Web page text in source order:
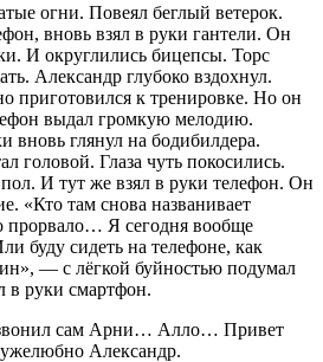
огни. Повеял беглый ветерок.
вновь взял в руки гантели. Он
И округлились бицепсы. Торс
Александр глубоко вздохнул.
приготовился к тренировке. Но он
выдал громкую мелодию.
глянул на бодибилдера.
головой. Глаза чуть покосились.
И тут же взял в руки телефон. Он
«Кто там снова названивает
прорвало… Я сегодня вообще
буду сидеть на телефоне, как
, — с лёгкой буйностью подумал
в руки смартфон.
сам Арни… Алло… Привет
Александр.